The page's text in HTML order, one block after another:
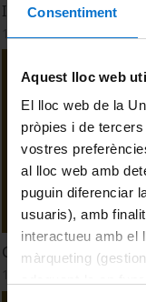
Consentiment
Aquest lloc web
El lloc web de la
pròpies i de
vostres
al lloc web amb
puguin diferenciar
usuaris), amb
interactueu amb el
màrqueting
Introducció al
Gèneres de discurs